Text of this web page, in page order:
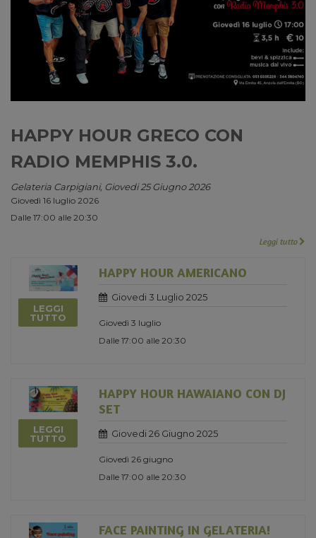
HAPPY HOUR GRECO CON
RADIO MEMPHIS 3.0.
Gelateria Carpigiani, Giovedi 25 Giugno 2026
Giovedì 16 luglio 2026
Dalle 17:00 alle 20:30
Leggi tutto
LEGGI
TUTTO
HAPPY HOUR AMERICANO
Giovedi 3 Luglio 2025
Giovedì 3 luglio
Dalle 17:00 alle 20:30
LEGGI
TUTTO
HAPPY HOUR HAWAIANO CON DJ
SET
Giovedi 26 Giugno 2025
Giovedì 26 giugno
Dalle 17:00 alle 20:30
FACE PAINTING IN GELATERIA!